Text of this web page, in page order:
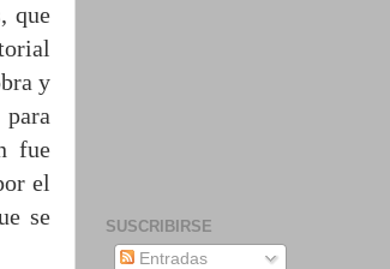
que
y
fue
el
se
SUSCRIBIRSE
Entradas